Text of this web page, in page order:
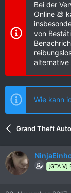
l
e
l
l
t
a
Bei der
Online 💩
von
alternative
Wie kann
Grand Theft Auto
[GTA V]